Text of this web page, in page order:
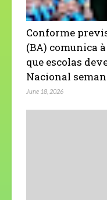
Conforme
(BA) comunica
que escolas
Nacional
June 18, 2026